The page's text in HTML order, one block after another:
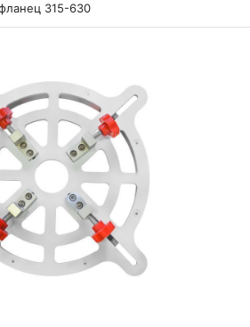
315-630